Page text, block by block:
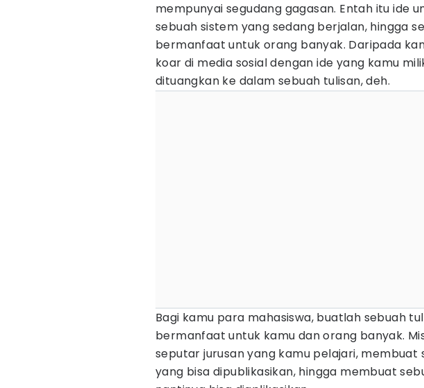
mempunyai segudang gagasan. Entah itu ide
sebuah sistem yang sedang berjalan, hingga
bermanfaat untuk orang banyak. Daripada
koar di media sosial dengan ide yang kamu
dituangkan ke dalam sebuah tulisan, deh.
Bagi kamu para mahasiswa, buatlah sebuah
bermanfaat untuk kamu dan orang banyak.
seputar jurusan yang kamu pelajari, membuat
yang bisa dipublikasikan, hingga membuat